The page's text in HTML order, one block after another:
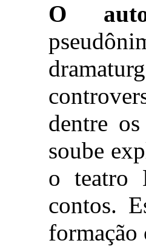
O
dentre
soube
o teatro
contos.